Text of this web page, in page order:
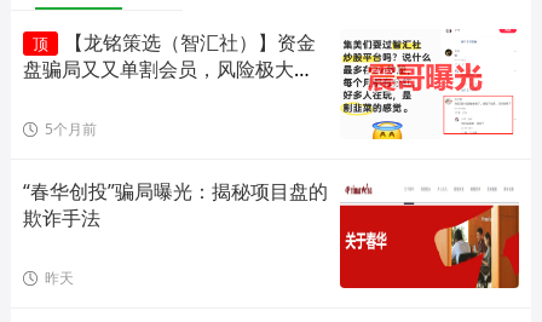
顶
【龙铭策选（智汇社）】资金
盘骗局又又单割会员，风险极大，
5个月前
“春华创投”骗局曝光：揭秘项目盘的
欺诈手法
昨天